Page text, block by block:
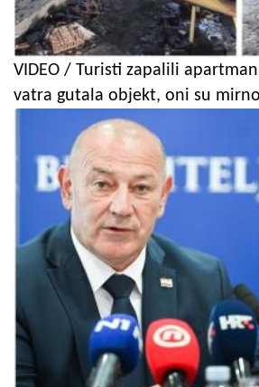
VIDEO / Turisti zapalili
vatra gutala objekt, oni su